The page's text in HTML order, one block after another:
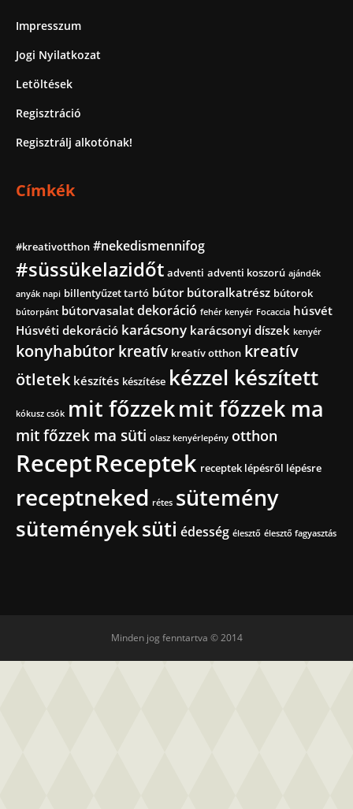
Impresszum
Jogi Nyilatkozat
Letöltések
Regisztráció
Regisztrálj alkotónak!
Címkék
#kreativotthon #nekedismennifog
#süssükelazidőt adventi adventi koszorú ajándék
anyák napi billentyűzet tartó bútor bútoralkatrész bútorok
bútorpánt bútorvasalat dekoráció fehér kenyér Focaccia húsvét
Húsvéti dekoráció karácsony karácsonyi díszek kenyér
konyhabútorkreatív kreatív otthon kreatív
ötletek készítés készítése kézzel készített
kókusz csók mit főzzekmit főzzek ma
mit főzzek ma süti olasz kenyérlepény otthon
ReceptReceptek receptek lépésről lépésre
receptneked rétes sütemény
süteményeksüti édesség élesztő élesztő fagyasztás
Minden jog fenntartva © 2014